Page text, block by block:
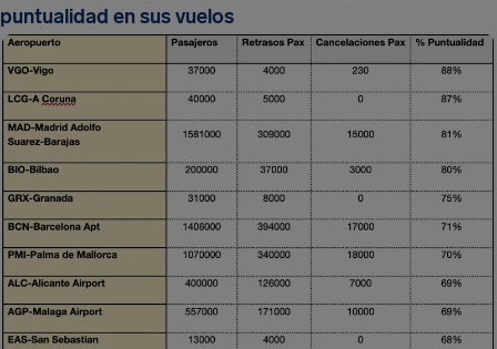
puntualidad en sus vuelos